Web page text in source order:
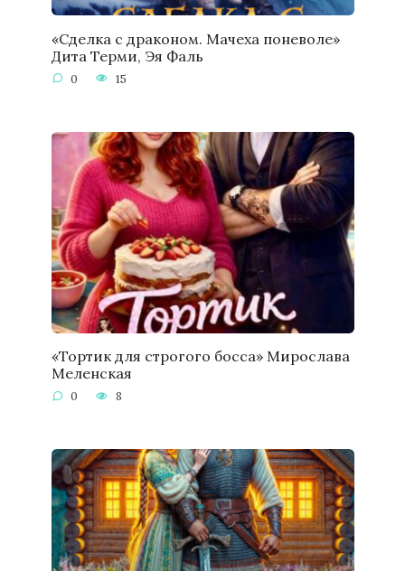
«Сделка с драконом. Мачеха поневоле»
Дита Терми, Эя Фаль
0 15
«Тортик для строгого босса» Мирослава
Меленская
0 8